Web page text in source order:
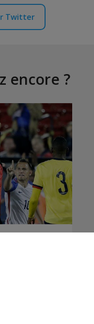
Twitter
encore ?